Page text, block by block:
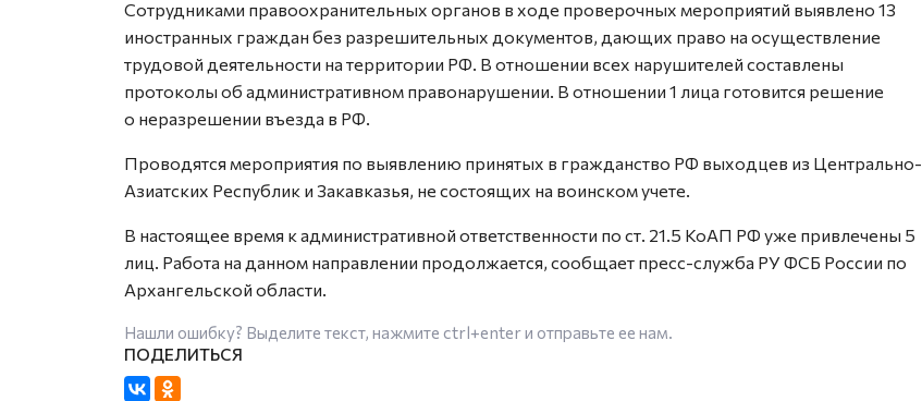
Сотрудниками правоохранительных органов в ходе проверочных мероприятий выявлено 13
иностранных граждан без разрешительных документов, дающих право на осуществление
трудовой деятельности на территории РФ. В отношении всех нарушителей составлены
протоколы об административном правонарушении. В отношении 1 лица готовится решение
о неразрешении въезда в РФ.
Проводятся мероприятия по выявлению принятых в гражданство РФ выходцев из Центрально-
Азиатских Республик и Закавказья, не состоящих на воинском учете.
В настоящее время к административной ответственности по ст. 21.5 КоАП РФ уже привлечены 5
лиц. Работа на данном направлении продолжается, сообщает пресс-служба РУ ФСБ России по
Архангельской области.
Нашли ошибку? Выделите текст, нажмите ctrl+enterи отправьте ее нам.